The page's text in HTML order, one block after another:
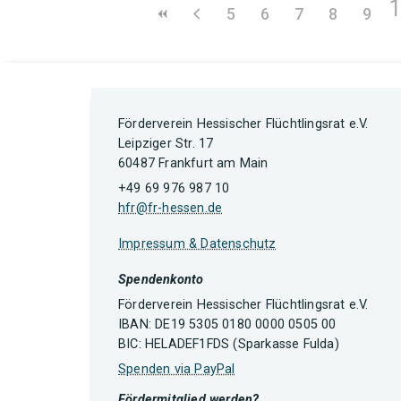
5 6 7 8 9
Förderverein Hessischer Flüchtlingsrat e.V.
Leipziger Str. 17
60487 Frankfurt am Main
+49 69 976 987 10
hfr@fr-hessen.de
Impressum & Datenschutz
Spendenkonto
Förderverein Hessischer Flüchtlingsrat e.V.
IBAN: DE19 5305 0180 0000 0505 00
BIC: HELADEF1FDS (Sparkasse Fulda)
Spenden via PayPal